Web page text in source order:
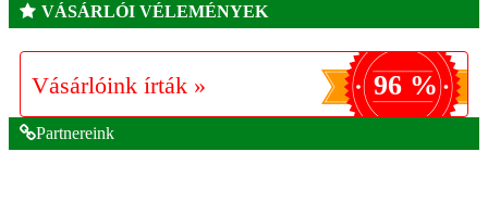
VÁSÁRLÓI VÉLEMÉNYEK
Vásárlóink írták » 96 %
Partnereink